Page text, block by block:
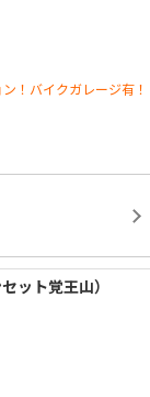
！バイクガレージ有！
ット覚王山）